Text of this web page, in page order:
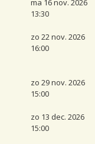
13:30
zo 22 nov. 2026
16:00
zo 29 nov. 2026
15:00
zo 13 dec. 2026
15:00